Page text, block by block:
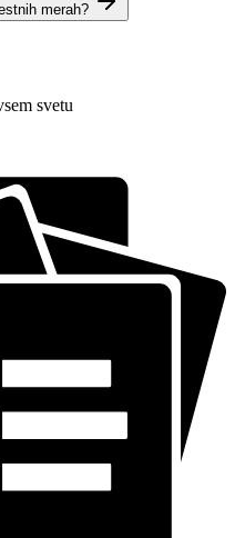
merah?
svetu